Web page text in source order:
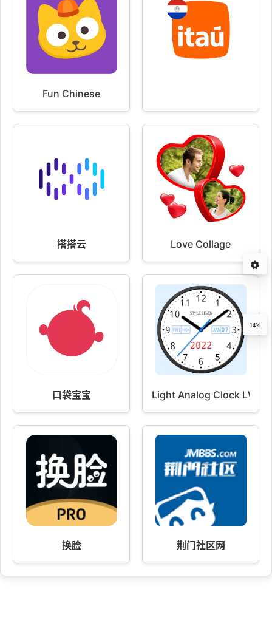
Fun Chinese
搭搭云 Love Collage
口袋宝宝 Light Analog Clock LW-7
换脸 荆门社区网
14%